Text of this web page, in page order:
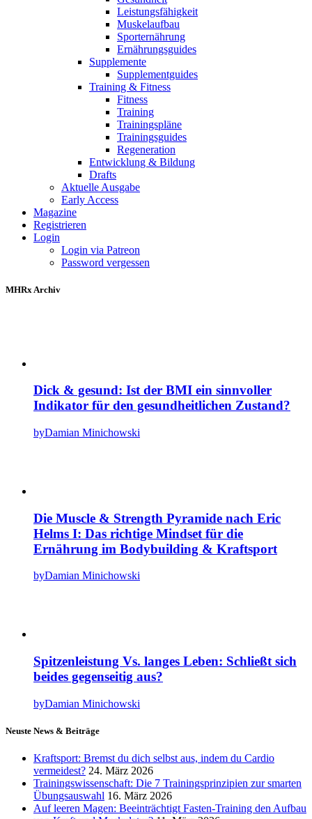
Leistungsfähigkeit
Muskelaufbau
Sporternährung
Ernährungsguides
Supplemente
Supplementguides
Training & Fitness
Fitness
Training
Trainingspläne
Trainingsguides
Regeneration
Entwicklung & Bildung
Drafts
Aktuelle Ausgabe
Early Access
Magazine
Registrieren
Login
Login via Patreon
Password vergessen
MHRx Archiv
Dick & gesund: Ist der BMI ein sinnvoller
Indikator für den gesundheitlichen Zustand?
byDamian Minichowski
Die Muscle & Strength Pyramide nach Eric
Helms I: Das richtige Mindset für die
Ernährung im Bodybuilding & Kraftsport
byDamian Minichowski
Spitzenleistung Vs. langes Leben: Schließt sich
beides gegenseitig aus?
byDamian Minichowski
Neuste News & Beiträge
Kraftsport: Bremst du dich selbst aus, indem du Cardio
vermeidest? 24. März 2026
Trainingswissenschaft: Die 7 Trainingsprinzipien zur smarten
Übungsauswahl 16. März 2026
Auf leeren Magen: Beeinträchtigt Fasten-Training den Aufbau